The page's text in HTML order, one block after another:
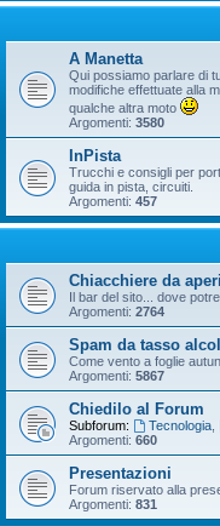
A Manetta
Qui possiamo parlare di
modifiche effettuate alla
qualche altra moto
Argomenti: 3580
InPista
Trucchi e consigli per
guida in pista, circuiti.
Argomenti: 457
Chiacchiere da
Il bar del sito... dove
Argomenti: 2764
Spam da tasso
Come vento a foglie
Argomenti: 5867
Chiedilo al Forum
Subforum: Tecnologia,
Argomenti: 660
Presentazioni
Forum riservato alla
Argomenti: 831